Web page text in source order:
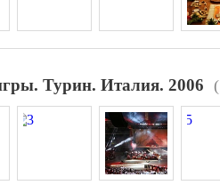
Турин. Италия. 2006 (